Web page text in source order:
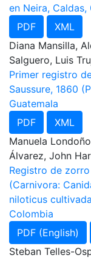
en Neira, Caldas,
PDF
XML
Diana Mansilla,
Salguero, Luis
Primer registro
Saussure, 1860
Guatemala
PDF
XML
Manuela
Álvarez, John
Registro de
(Carnivora:
niloticus
Colombia
PDF (English)
Steban Telles-